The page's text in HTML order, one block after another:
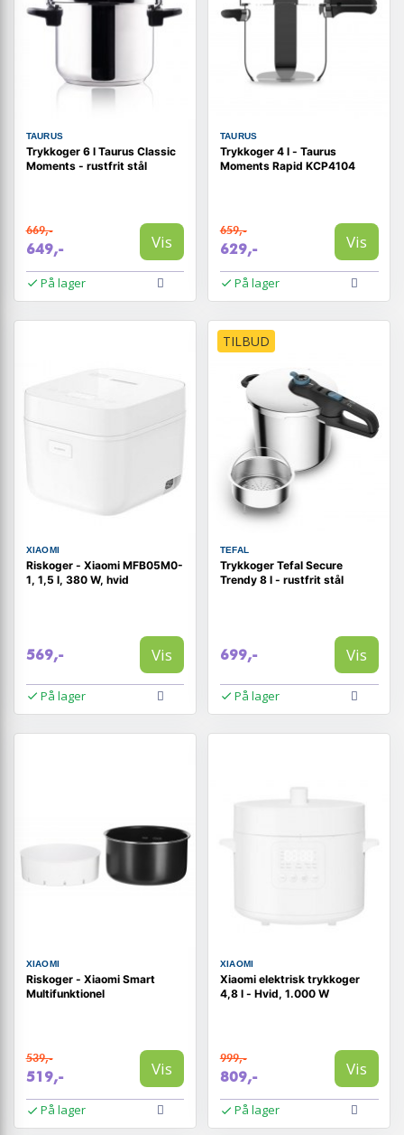
TAURUS
Trykkoger 6 l Taurus Classic
Moments - rustfrit stål
669,-
649,- Vis
På lager
TAURUS
Trykkoger 4 l - Taurus
Moments Rapid KCP4104
659,-
629,- Vis
På lager
XIAOMI
Riskoger - Xiaomi MFB05M0-
1, 1,5 l, 380 W, hvid
569,- Vis
På lager
TILBUD
TEFAL
Trykkoger Tefal Secure
Trendy 8 l - rustfrit stål
699,- Vis
På lager
XIAOMI
Riskoger - Xiaomi Smart
Multifunktionel
539,-
519,- Vis
På lager
XIAOMI
Xiaomi elektrisk trykkoger
4,8 l - Hvid, 1.000 W
999,-
809,- Vis
På lager